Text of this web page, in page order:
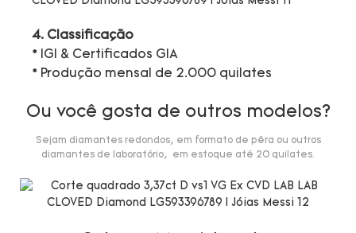
4. Classificação
* IGI & Certificados GIA
* Produção mensal de 2.000 quilates
Ou você gosta de outros modelos?
Sejam diamantes redondos, em formato de pêra ou outros
diamantes de laboratório, em estoque até 20 quilates.